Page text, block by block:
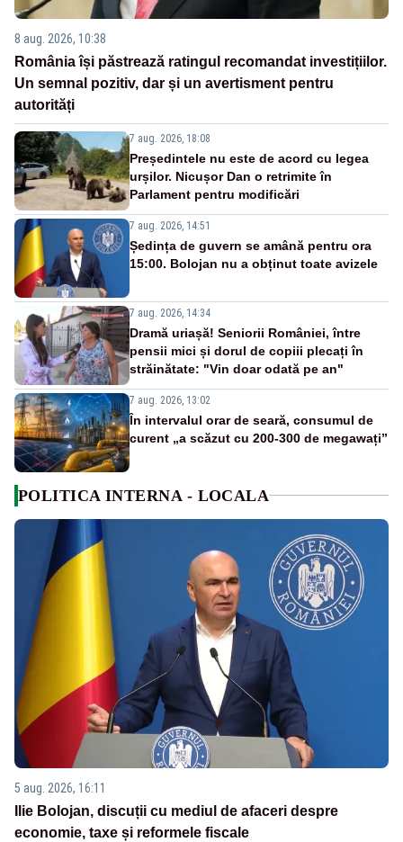
8 aug. 2026, 10:38
România își păstrează ratingul recomandat investițiilor.
Un semnal pozitiv, dar și un avertisment pentru
autorități
7 aug. 2026, 18:08
Președintele nu este de acord cu legea
urșilor. Nicușor Dan o retrimite în
Parlament pentru modificări
7 aug. 2026, 14:51
Ședința de guvern se amână pentru ora
15:00. Bolojan nu a obținut toate avizele
7 aug. 2026, 14:34
Dramă uriașă! Seniorii României, între
pensii mici și dorul de copiii plecați în
străinătate: "Vin doar odată pe an"
7 aug. 2026, 13:02
În intervalul orar de seară, consumul de
curent „a scăzut cu 200-300 de megawați”
POLITICA INTERNA - LOCALA
5 aug. 2026, 16:11
Ilie Bolojan, discuții cu mediul de afaceri despre
economie, taxe și reformele fiscale